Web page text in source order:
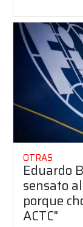
OTRAS
Eduardo
sensato
porque
ACTC"